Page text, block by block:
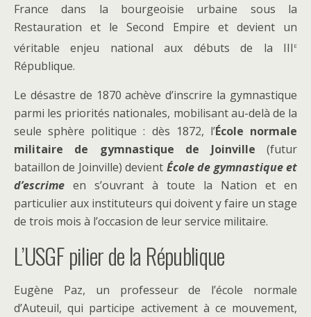
France dans la bourgeoisie urbaine sous la
Restauration et le Second Empire et devient un
véritable enjeu national aux débuts de la IIIe
République.
Le désastre de 1870 achève d’inscrire la gymnastique
parmi les priorités nationales, mobilisant au-delà de la
seule sphère politique : dès 1872, l’École normale
militaire de gymnastique de Joinville (futur
bataillon de Joinville) devient École de gymnastique et
d’escrime en s’ouvrant à toute la Nation et en
particulier aux instituteurs qui doivent y faire un stage
de trois mois à l’occasion de leur service militaire.
L’USGF pilier de la République
Eugène Paz, un professeur de l’école normale
d’Auteuil, qui participe activement à ce mouvement,